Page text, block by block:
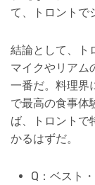
て、トロントで
結論として、ト
マイクやリアム
一番だ。料理界
で最高の食事体
ば、トロントで
かるはずだ。
Q：ベスト